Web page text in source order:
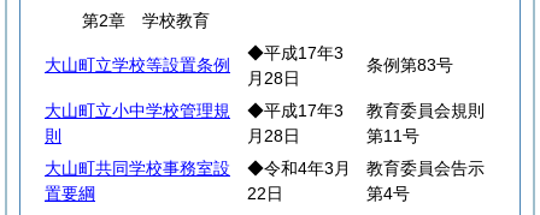
第2章 学校教育
大山町立学校等設置条例
◆平成17年3
月28日
条例第83号
大山町立小中学校管理規
則
◆平成17年3
月28日
教育委員会規則
第11号
大山町共同学校事務室設
置要綱
◆令和4年3月
22日
教育委員会告示
第4号